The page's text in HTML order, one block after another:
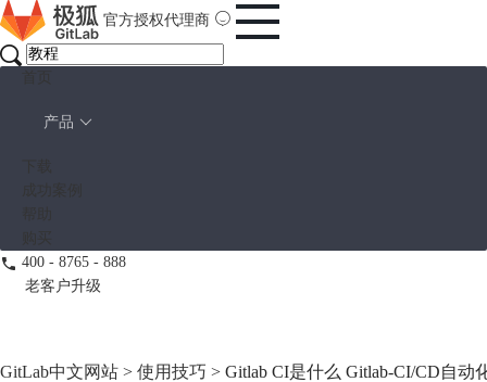
官方授权代理商
产品
400 - 8765 - 888
老客户升级
GitLab中文网站 > 使用技巧 > Gitlab CI是什么 Gitlab-CI/CD自动